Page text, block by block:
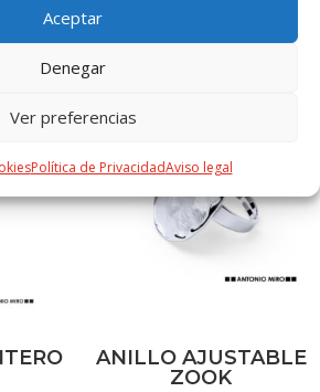
Aceptar
Denegar
Ver preferencias
Política de PrivacidadAviso legal
RELACIONADOS
ANILLO AJUSTABLE
ZOOK